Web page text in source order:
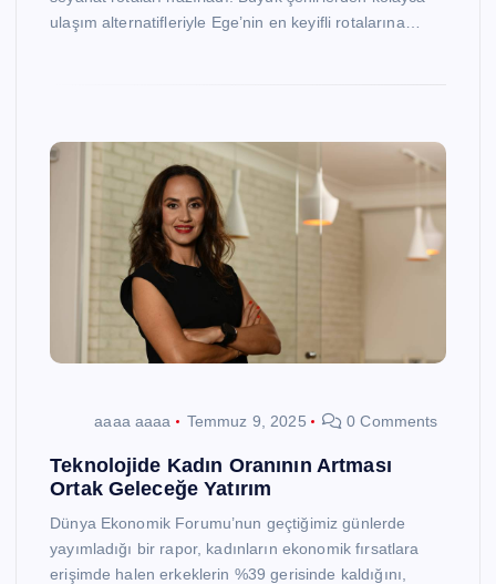
ulaşım alternatifleriyle Ege’nin en keyifli rotalarına…
aaaa aaaa Temmuz 9, 2025 0 Comments
Teknolojide Kadın Oranının Artması
Ortak Geleceğe Yatırım
Dünya Ekonomik Forumu’nun geçtiğimiz günlerde
yayımladığı bir rapor, kadınların ekonomik fırsatlara
erişimde halen erkeklerin %39 gerisinde kaldığını,